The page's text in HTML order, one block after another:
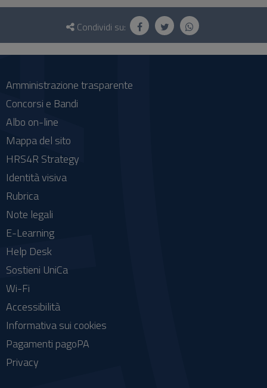
Questionario
social
Condividi su:
Amministrazione trasparente
Concorsi e Bandi
Albo on-line
Mappa del sito
HRS4R Strategy
Identità visiva
Rubrica
Note legali
E-Learning
Help Desk
Sostieni UniCa
Wi-Fi
Accessibilità
Informativa sui cookies
Pagamenti pagoPA
Privacy